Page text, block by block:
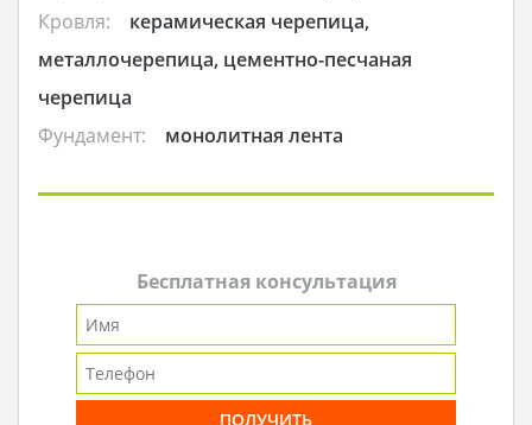
Кровля:
керамическая черепица,
металлочерепица, цементно-песчаная
черепица
Фундамент:
монолитная лента
Бесплатная консультация